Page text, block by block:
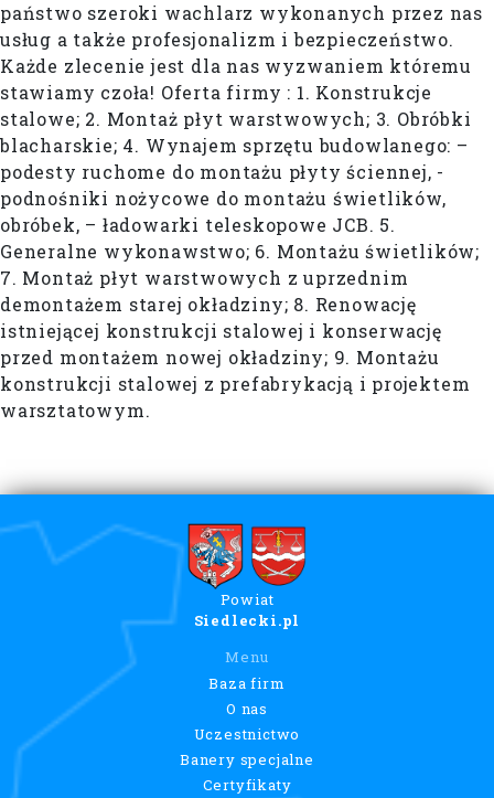
państwo szeroki wachlarz wykonanych przez nas
usług a także profesjonalizm i bezpieczeństwo.
Każde zlecenie jest dla nas wyzwaniem któremu
stawiamy czoła! Oferta firmy : 1. Konstrukcje
stalowe; 2. Montaż płyt warstwowych; 3. Obróbki
blacharskie; 4. Wynajem sprzętu budowlanego: –
podesty ruchome do montażu płyty ściennej, -
podnośniki nożycowe do montażu świetlików,
obróbek, – ładowarki teleskopowe JCB. 5.
Generalne wykonawstwo; 6. Montażu świetlików;
7. Montaż płyt warstwowych z uprzednim
demontażem starej okładziny; 8. Renowację
istniejącej konstrukcji stalowej i konserwację
przed montażem nowej okładziny; 9. Montażu
konstrukcji stalowej z prefabrykacją i projektem
warsztatowym.
Powiat
Siedlecki.pl
Menu
Baza firm
O nas
Uczestnictwo
Banery specjalne
Certyfikaty